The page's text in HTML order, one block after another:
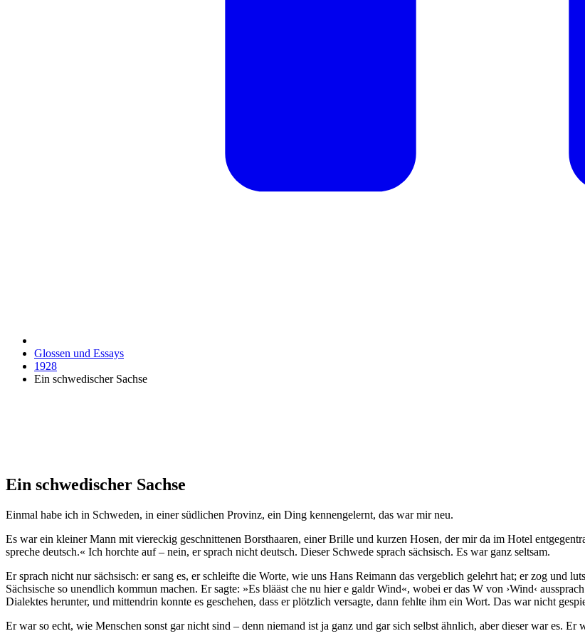
Glossen und Essays
1928
Ein schwedischer Sachse
Ein schwedischer Sachse
Einmal habe ich in Schweden, in einer südlichen Provinz, ein Ding kennengelernt, das war mir neu.
Es war ein kleiner Mann mit viereckig geschnittenen Borsthaaren, einer Brille und kurzen Hosen, der mir da im Hotel
spreche deutsch.« Ich horchte auf – nein, er sprach nicht deutsch. Dieser Schwede sprach sächsisch. Es war ganz seltsam.
Er sprach nicht nur sächsisch: er sang es, er schleifte die Worte, wie uns Hans Reimann das vergeblich gelehrt hat; er zog und
Sächsische so unendlich kommun machen. Er sagte: »Es blääst che nu hier e galdr Wind«, wobei er das W von ›Wind‹
Dialektes herunter, und mittendrin konnte es geschehen, dass er plötzlich versagte, dann fehlte ihm ein Wort. Das war nicht
Er war so echt, wie Menschen sonst gar nicht sind – denn niemand ist ja ganz und gar sich selbst ähnlich, aber dieser war es. Er